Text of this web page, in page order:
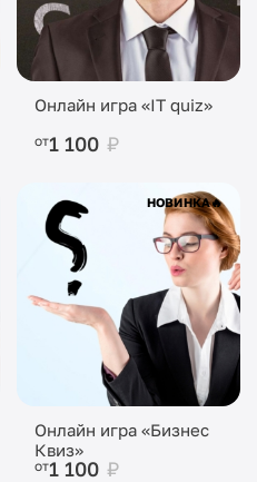
Онлайн игра «IT quiz»
от1 100 ₽
НОВИНКА🔥
Онлайн игра «Бизнес
Квиз»
от1 100 ₽